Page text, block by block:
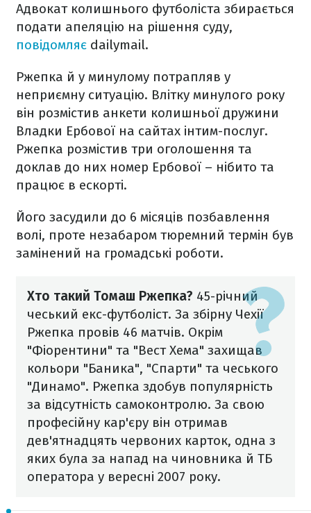
Адвокат колишнього футболіста збирається
подати апеляцію на рішення суду,
повідомляє dailymail.
Ржепка й у минулому потрапляв у
неприємну ситуацію. Влітку минулого року
він розмістив анкети колишньої дружини
Владки Ербової на сайтах інтим-послуг.
Ржепка розмістив три оголошення та
доклав до них номер Ербової – нібито та
працює в ескорті.
Його засудили до 6 місяців позбавлення
волі, проте незабаром тюремний термін був
замінений на громадські роботи.
Хто такий Томаш Ржепка? 45-річний
чеський екс-футболіст. За збірну Чехії
Ржепка провів 46 матчів. Окрім
"Фіорентини" та "Вест Хема" захищав
кольори "Баника", "Спарти" та чеського
"Динамо". Ржепка здобув популярність
за відсутність самоконтролю. За свою
професійну кар'єру він отримав
дев'ятнадцять червоних карток, одна з
яких була за напад на чиновника й ТБ
оператора у вересні 2007 року.